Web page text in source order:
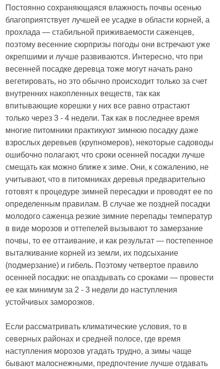
Постоянно сохраняющаяся влажность почвы осенью
благоприятствует лучшей ее усадке в области корней, а
прохлада — стабильной приживаемости саженцев,
поэтому весенние сюрпризы погоды они встречают уже
окрепшими и лучше развиваются. Интересно, что при
весенней посадке деревца тоже могут начать рано
вегетировать, но это обычно происходит только за счет
внутренних накопленных веществ, так как
впитывающие корешки у них все равно отрастают
только через 3 - 4 недели. Так как в последнее время
многие питомники практикуют зимнюю посадку даже
взрослых деревьев (крупномеров), некоторые садоводы
ошибочно полагают, что сроки осенней посадки лучше
смещать как можно ближе к зиме. Они, к сожалению, не
учитывают, что в питомниках деревья предварительно
готовят к процедуре зимней пересадки и проводят ее по
определенным правилам. В случае же поздней посадки
молодого саженца резкие зимние перепады температур
в виде морозов и оттепелей вызывают то замерзание
почвы, то ее оттаивание, и как результат — постепенное
выталкивание корней из земли, их подсыхание
(подмерзание) и гибель. Поэтому четвертое правило
осенней посадки: не опаздывать со сроками — провести
ее как минимум за 2 - 3 недели до наступления
устойчивых заморозков.
Если рассматривать климатические условия, то в
северных районах и средней полосе, где время
наступления морозов угадать трудно, а зимы чаще
бывают малоснежными, предпочтение лучше отдавать